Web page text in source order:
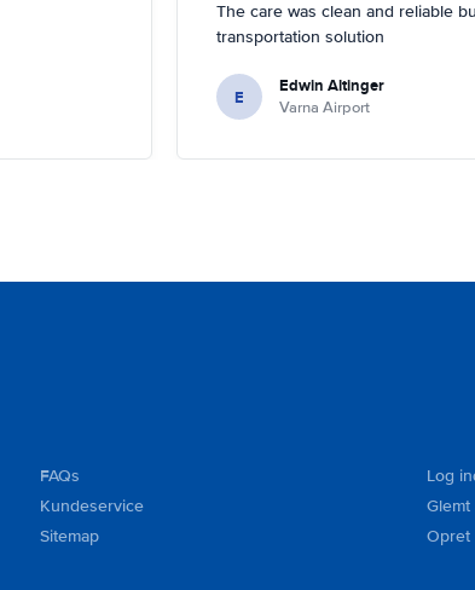
The care was clean and reliable
transportation solution
E Edwin Altinger
Varna Airport
FAQs
Kundeservice
Sitemap
Log
Opret